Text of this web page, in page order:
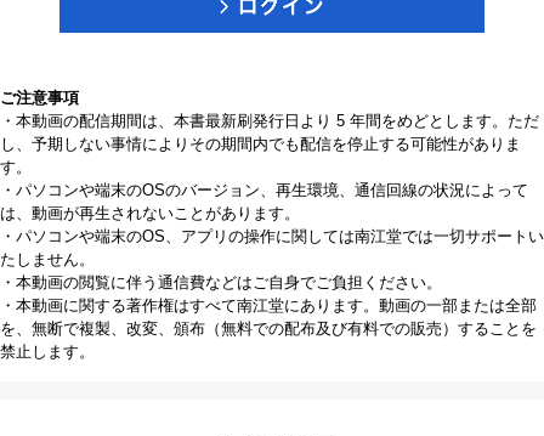
ご注意事項
・本動画の配信期間は、本書最新刷発行日より 5 年間をめどとします。ただ
し、予期しない事情によりその期間内でも配信を停止する可能性がありま
す。
・パソコンや端末のOSのバージョン、再生環境、通信回線の状況によって
は、動画が再生されないことがあります。
・パソコンや端末のOS、アプリの操作に関しては南江堂では一切サポートい
たしません。
・本動画の閲覧に伴う通信費などはご自身でご負担ください。
・本動画に関する著作権はすべて南江堂にあります。動画の一部または全部
を、無断で複製、改変、頒布（無料での配布及び有料での販売）することを
禁止します。